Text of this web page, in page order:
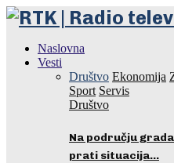
Naslovna
Vesti
Društvo Ekonomija
Sport Servis
Društvo
Na području
prati situacija…